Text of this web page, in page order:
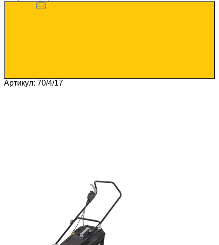
Артикул: 70/4/17